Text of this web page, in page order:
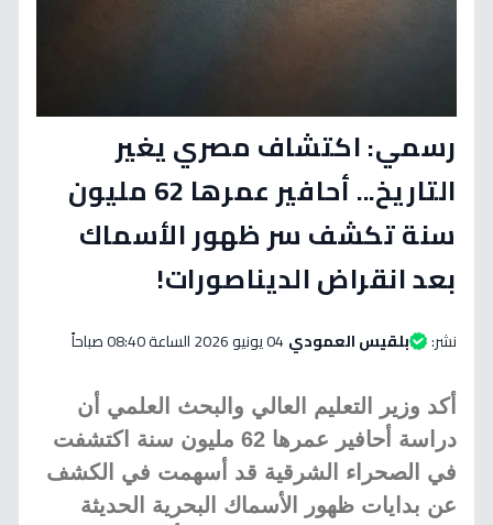
رسمي: اكتشاف مصري يغير
التاريخ... أحافير عمرها 62 مليون
سنة تكشف سر ظهور الأسماك
بعد انقراض الديناصورات!
نشر: بلقيس العمودي04 يونيو 2026 الساعة 08:40 صباحاً
أكد وزير التعليم العالي والبحث العلمي أن
دراسة أحافير عمرها 62 مليون سنة اكتشفت
في الصحراء الشرقية قد أسهمت في الكشف
عن بدايات ظهور الأسماك البحرية الحديثة